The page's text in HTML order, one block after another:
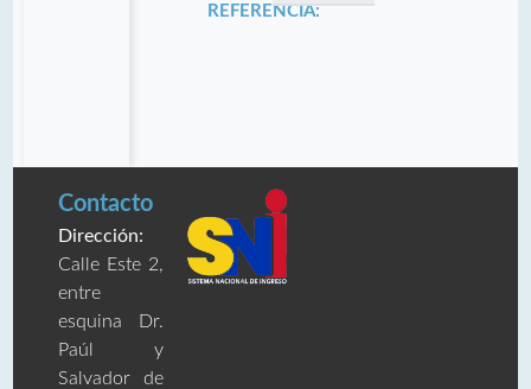
REFERENCIA:
Contacto
Dirección:
Calle Este 2,
entre
esquina Dr.
Paúl y
Salvador de